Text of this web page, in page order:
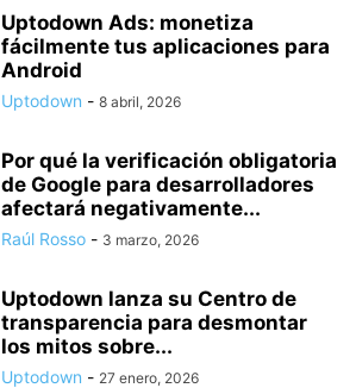
Uptodown Ads: monetiza
fácilmente tus aplicaciones para
Android
Uptodown - 8 abril, 2026
Por qué la verificación obligatoria
de Google para desarrolladores
afectará negativamente...
Raúl Rosso - 3 marzo, 2026
Uptodown lanza su Centro de
transparencia para desmontar
los mitos sobre...
Uptodown - 27 enero, 2026